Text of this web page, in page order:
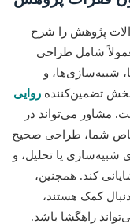
پژوهش را شرح
شامل طراحی
شبیه‌سازی‌ها، و
تضمین‌کننده روایی
مشاور می‌تواند در
شما، طراحی صحیح
شبیه‌سازی یا تحلیل، و
کند. همچنین،
کمک هستند،
راهگشا باشد.